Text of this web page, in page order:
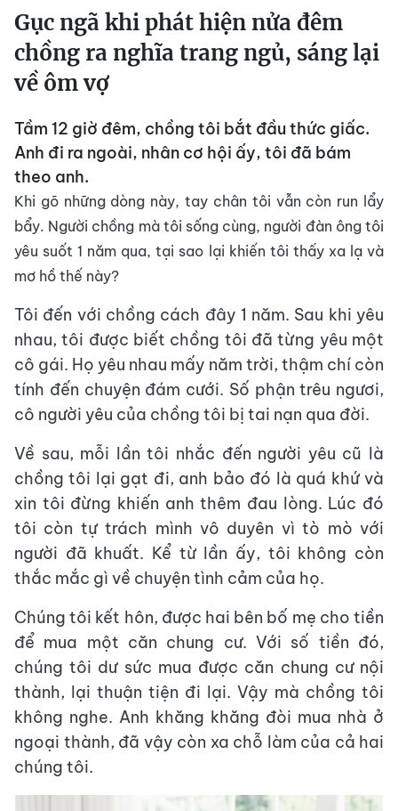
Gục ngã khi phát hiện nửa đêm
chồng ra nghĩa trang ngủ, sáng lại
về ôm vợ
Tầm 12 giờ đêm, chồng tôi bắt đầu thức giấc.
Anh đi ra ngoài, nhân cơ hội ấy, tôi đã bám
theo anh.
Khi gõ những dòng này, tay chân tôi vẫn còn run lẩy
bẩy. Người chồng mà tôi sống cùng, người đàn ông tôi
yêu suốt 1 năm qua, tại sao lại khiến tôi thấy xa lạ và
mơ hồ thế này?
Tôi đến với chồng cách đây 1 năm. Sau khi yêu
nhau, tôi được biết chồng tôi đã từng yêu một
cô gái. Họ yêu nhau mấy năm trời, thậm chí còn
tính đến chuyện đám cưới. Số phận trêu ngươi,
cô người yêu của chồng tôi bị tai nạn qua đời.
Về sau, mỗi lần tôi nhắc đến người yêu cũ là
chồng tôi lại gạt đi, anh bảo đó là quá khứ và
xin tôi đừng khiến anh thêm đau lòng. Lúc đó
tôi còn tự trách mình vô duyên vì tò mò với
người đã khuất. Kể từ lần ấy, tôi không còn
thắc mắc gì về chuyện tình cảm của họ.
Chúng tôi kết hôn, được hai bên bố mẹ cho tiền
để mua một căn chung cư. Với số tiền đó,
chúng tôi dư sức mua được căn chung cư nội
thành, lại thuận tiện đi lại. Vậy mà chồng tôi
không nghe. Anh khăng khăng đòi mua nhà ở
ngoại thành, đã vậy còn xa chỗ làm của cả hai
chúng tôi.